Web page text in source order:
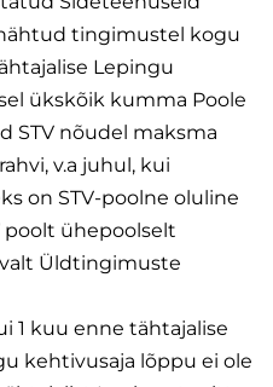
tingimustel kogu
Lepingu
ükskõik kumma Poole
STV nõudel maksma
v.a juhul, kui
on STV-poolne oluline
poolt ühepoolselt
Üldtingimuste
1 kuu enne tähtajalise
kehtivusaja lõppu ei ole